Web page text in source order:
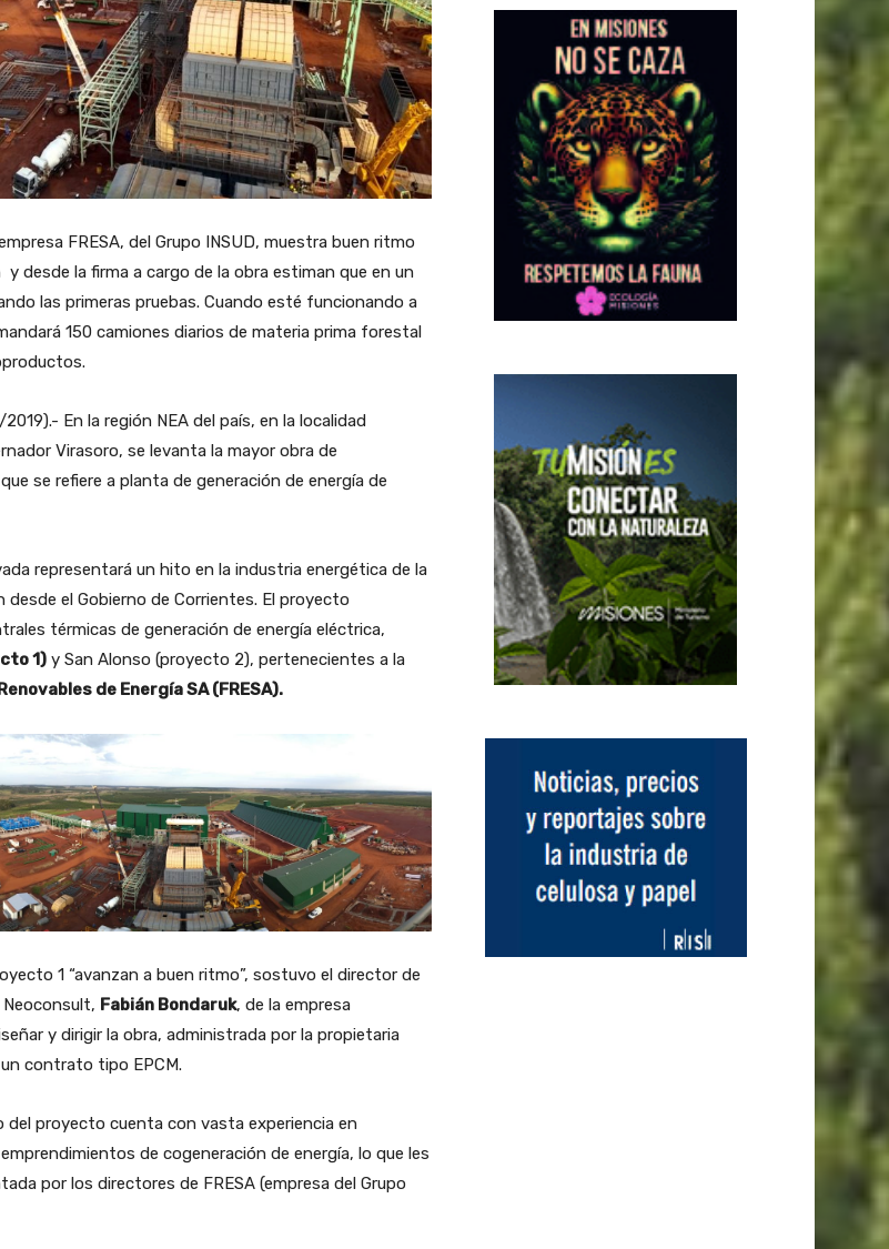
FRESA, del Grupo INSUD, muestra buen ritmo
desde la firma a cargo de la obra estiman que en un
las primeras pruebas. Cuando esté funcionando a
150 camiones diarios de materia prima forestal
2019).- En la región NEA del país, en la localidad
Virasoro, se levanta la mayor obra de
se refiere a planta de generación de energía de
representará un hito en la industria energética de la
desde el Gobierno de Corrientes. El proyecto
térmicas de generación de energía eléctrica,
1)y San Alonso (proyecto 2), pertenecientes a la
de Energía SA (FRESA).
1 “avanzan a buen ritmo”, sostuvo el director de
Fabián Bondaruk, de la empresa
y dirigir la obra, administrada por la propietaria
contrato tipo EPCM.
del proyecto cuenta con vasta experiencia en
de cogeneración de energía, lo que les
por los directores de FRESA (empresa del Grupo